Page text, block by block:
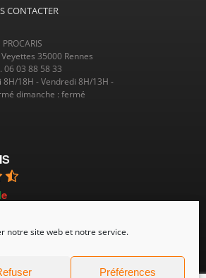
notre site web et notre service.
Préférences
CONTACTER
PROCARIS
35000 Rennes
06 03 88 58 33
8H/18H - Vendredi 8H/13H -
dimanche : fermé
le